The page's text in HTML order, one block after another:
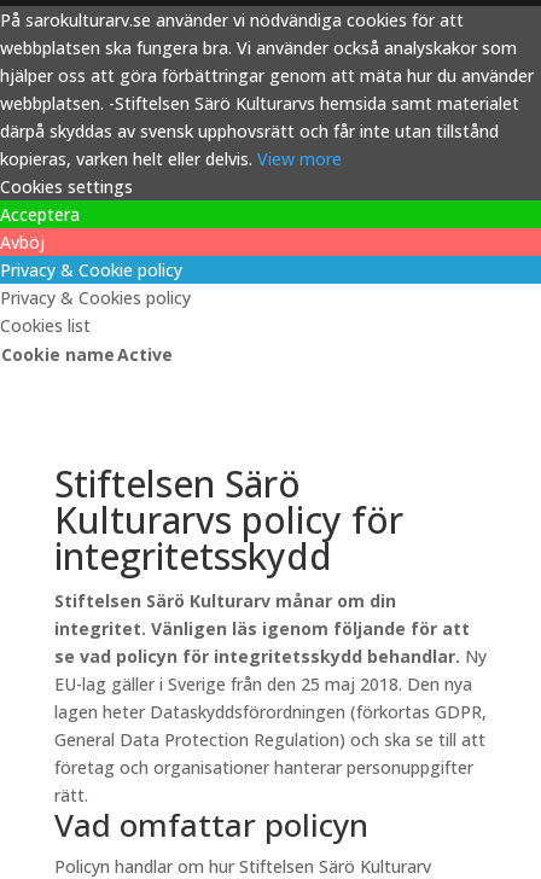
På sarokulturarv.se använder vi nödvändiga cookies för att
webbplatsen ska fungera bra. Vi använder också analyskakor som
hjälper oss att göra förbättringar genom att mäta hur du använder
webbplatsen. -Stiftelsen Särö Kulturarvs hemsida samt materialet
därpå skyddas av svensk upphovsrätt och får inte utan tillstånd
kopieras, varken helt eller delvis. View more
Cookies settings
Acceptera
Avböj
Privacy & Cookie policy
Privacy & Cookies policy
Cookies list
Cookie nameActive
Stiftelsen Särö
Kulturarvs policy för
integritetsskydd
Stiftelsen Särö Kulturarv månar om din
integritet. Vänligen läs igenom följande för att
se vad policyn för integritetsskydd behandlar. Ny
EU-lag gäller i Sverige från den 25 maj 2018. Den nya
lagen heter Dataskyddsförordningen (förkortas GDPR,
General Data Protection Regulation) och ska se till att
företag och organisationer hanterar personuppgifter
rätt.
Vad omfattar policyn
Policyn handlar om hur Stiftelsen Särö Kulturarv